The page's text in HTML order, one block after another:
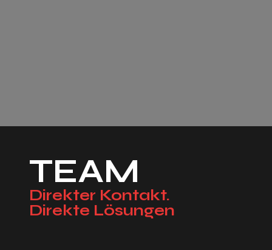
TEAM
Direkter Kontakt.
Direkte Lösungen